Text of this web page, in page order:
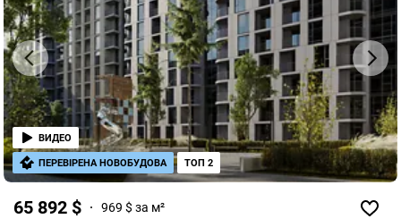
65 892 $ 969 $ за м²
ВИДЕО
ПЕРЕВІРЕНА НОВОБУДОВА ТОП 2